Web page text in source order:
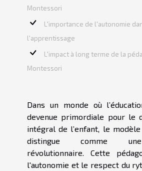
Montessori
L'importance de l'autonomie
l'apprentissage
L'impact à long terme de la
Montessori
Dans un monde où
devenue primordiale pour le
intégral de l’enfant, le
distingue comme
révolutionnaire. Cette
l'autonomie et le respect du